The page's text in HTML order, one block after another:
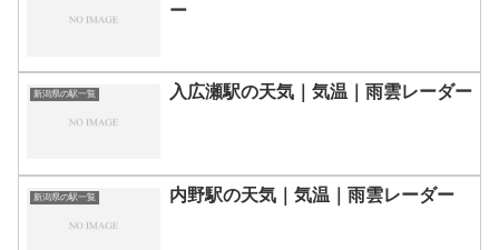
ー
新潟県の駅一覧 入広瀬駅の天気｜気温｜雨雲レーダー
新潟県の駅一覧 内野駅の天気｜気温｜雨雲レーダー